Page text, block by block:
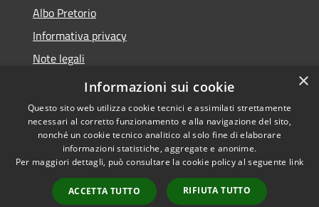
Albo Pretorio
Informativa privacy
Note legali
Dichiarazione di accessibilità
Accessibilità
Copyright © 2026 • Comune di
Villa Guardia • Powered by
Municipium•
Accesso
×
Informazioni sui cookie
Questo sito web utilizza cookie tecnici e assimilati strettamente
necessari al corretto funzionamento e alla navigazione del sito,
nonché un cookie tecnico analitico al solo fine di elaborare
informazioni statistiche, aggregate e anonime.
Per maggiori dettagli, può consultare la cookie policy al seguente link
ACCETTA TUTTO RIFIUTA TUTTO